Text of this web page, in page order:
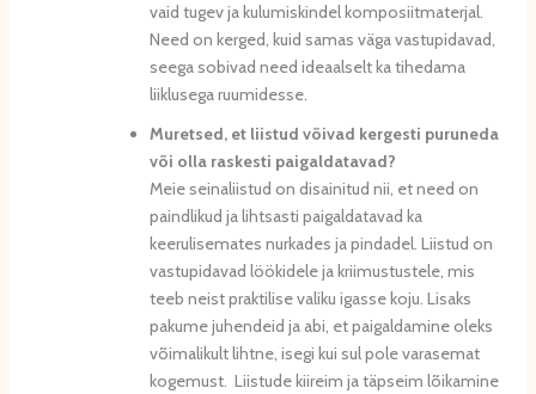
vaid tugev ja kulumiskindel komposiitmaterjal.
Need on kerged, kuid samas väga vastupidavad,
seega sobivad need ideaalselt ka tihedama
liiklusega ruumidesse.
Muretsed, et liistud võivad kergesti puruneda
või olla raskesti paigaldatavad?
Meie seinaliistud on disainitud nii, et need on
paindlikud ja lihtsasti paigaldatavad ka
keerulisemates nurkades ja pindadel. Liistud on
vastupidavad löökidele ja kriimustustele, mis
teeb neist praktilise valiku igasse koju. Lisaks
pakume juhendeid ja abi, et paigaldamine oleks
võimalikult lihtne, isegi kui sul pole varasemat
kogemust. Liistude kiireim ja täpseim lõikamine